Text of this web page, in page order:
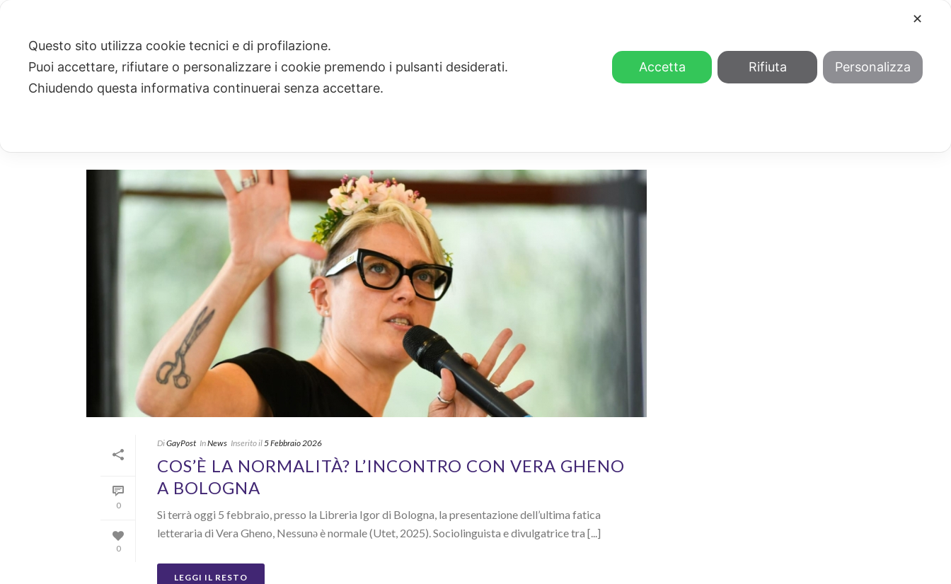
ARCHIVIO
0
0
DiGayPost InNews Inserito il5 Febbraio 2026
COS’È LA NORMALITÀ? L’INCONTRO CON VERA GHENO
A BOLOGNA
Si terrà oggi 5 febbraio, presso la Libreria Igor di Bologna, la presentazione dell’ultima fatica
letteraria di Vera Gheno, Nessunə è normale (Utet, 2025). Sociolinguista e divulgatrice tra [...]
LEGGI IL RESTO
✕
Questo sito utilizza cookie tecnici e di profilazione.
Puoi accettare, rifiutare o personalizzare i cookie premendo i pulsanti desiderati.
Chiudendo questa informativa continuerai senza accettare.
Accetta Rifiuta Personalizza